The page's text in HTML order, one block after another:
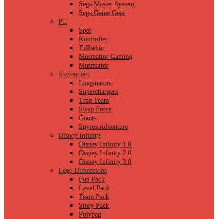
Sega Master System
Sega Game Gear
PC
Spel
Kontroller
Tillbehör
Musmattor Gaming
Musmattor
Skylanders
Imaginators
Superchargers
Trap Team
Swap Force
Giants
Spyros Adventure
Disney Infinity
Disney Infinity 1.0
Disney Infinity 2.0
Disney Infinity 3.0
Lego Dimensions
Fun Pack
Level Pack
Team Pack
Story Pack
Polybag